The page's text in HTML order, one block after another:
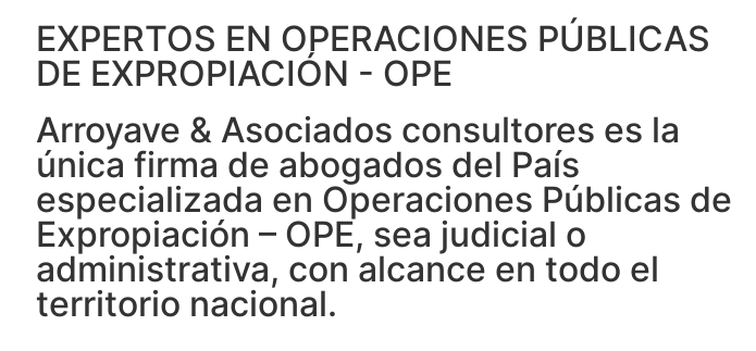
EXPERTOS EN OPERACIONES PÚBLICAS
DE EXPROPIACIÓN - OPE
Arroyave & Asociados consultores es la
única firma de abogados del País
especializada en Operaciones Públicas de
Expropiación – OPE, sea judicial o
administrativa, con alcance en todo el
territorio nacional.